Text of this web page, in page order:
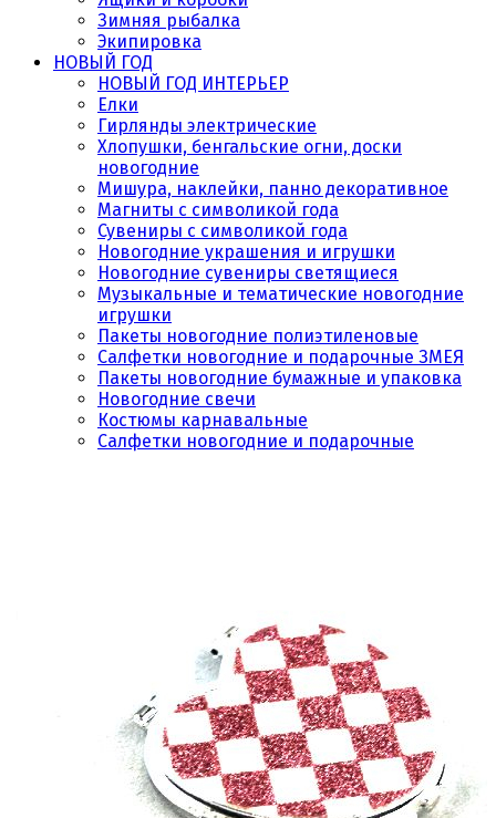
Зимняя рыбалка
Экипировка
НОВЫЙ ГОД
НОВЫЙ ГОД ИНТЕРЬЕР
Елки
Гирлянды электрические
Хлопушки, бенгальские огни, доски
новогодние
Мишура, наклейки, панно декоративное
Магниты с символикой года
Сувениры с символикой года
Новогодние украшения и игрушки
Новогодние сувениры светящиеся
Музыкальные и тематические новогодние
игрушки
Пакеты новогодние полиэтиленовые
Салфетки новогодние и подарочные ЗМЕЯ
Пакеты новогодние бумажные и упаковка
Новогодние свечи
Костюмы карнавальные
Салфетки новогодние и подарочные